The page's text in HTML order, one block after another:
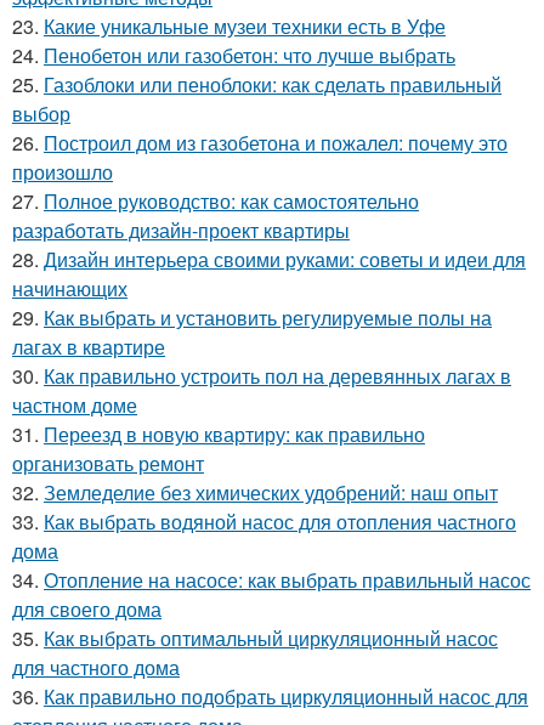
23. Какие уникальные музеи техники есть в Уфе
24. Пенобетон или газобетон: что лучше выбрать
25. Газоблоки или пеноблоки: как сделать правильный
выбор
26. Построил дом из газобетона и пожалел: почему это
произошло
27. Полное руководство: как самостоятельно
разработать дизайн-проект квартиры
28. Дизайн интерьера своими руками: советы и идеи для
начинающих
29. Как выбрать и установить регулируемые полы на
лагах в квартире
30. Как правильно устроить пол на деревянных лагах в
частном доме
31. Переезд в новую квартиру: как правильно
организовать ремонт
32. Земледелие без химических удобрений: наш опыт
33. Как выбрать водяной насос для отопления частного
дома
34. Отопление на насосе: как выбрать правильный насос
для своего дома
35. Как выбрать оптимальный циркуляционный насос
для частного дома
36. Как правильно подобрать циркуляционный насос для